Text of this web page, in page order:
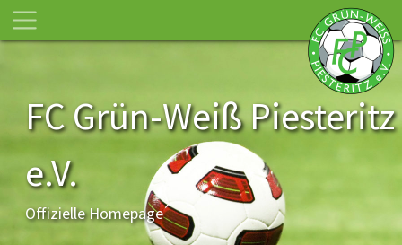
FC Grün-Weiß Piesteritz
e.V.
Offizielle Homepage